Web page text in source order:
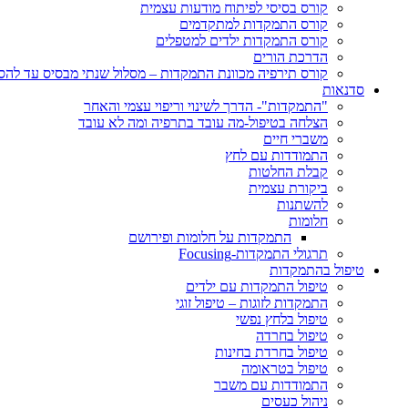
קורס בסיסי לפיתוח מודעות עצמית
קורס התמקדות למתקדמים
קורס התמקדות ילדים למטפלים
הדרכת הורים
קורס תירפיה מכוונת התמקדות – מסלול שנתי מבסיס עד
סדנאות
"התמקדות"- הדרך לשינוי וריפוי עצמי והאחר
הצלחה בטיפול-מה עובד בתרפיה ומה לא עובד
משברי חיים
התמודדות עם לחץ
קבלת החלטות
ביקורת עצמית
להשתנות
חלומות
התמקדות על חלומות ופירושם
תרגולי התמקדות-Focusing
טיפול בהתמקדות
טיפול התמקדות עם ילדים
התמקדות לזוגות – טיפול זוגי
טיפול בלחץ נפשי
טיפול בחרדה
טיפול בחרדת בחינות
טיפול בטראומה
התמודדות עם משבר
ניהול כעסים